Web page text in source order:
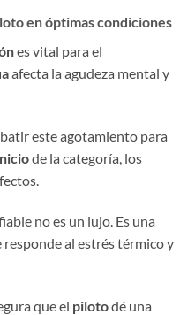
en óptimas condiciones
es vital para el
afecta la agudeza mental y
este agotamiento para
de la categoría, los
no es un lujo. Es una
responde al estrés térmico y
que el pilotodé una